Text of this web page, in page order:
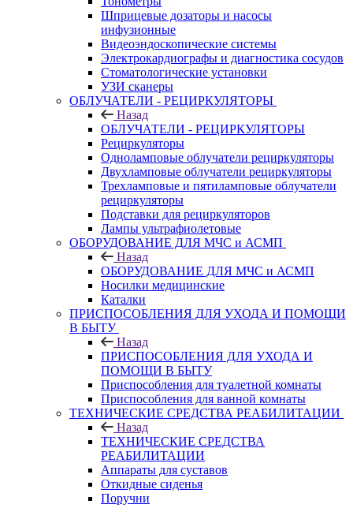
Шприцевые дозаторы и насосы
инфузионные
Видеоэндоскопические системы
Электрокардиографы и диагностика сосудов
Стоматологические установки
УЗИ сканеры
ОБЛУЧАТЕЛИ - РЕЦИРКУЛЯТОРЫ
Назад
ОБЛУЧАТЕЛИ - РЕЦИРКУЛЯТОРЫ
Рециркуляторы
Одноламповые облучатели рециркуляторы
Двухламповые облучатели рециркуляторы
Трехламповые и пятиламповые облучатели
рециркуляторы
Подставки для рециркуляторов
Лампы ультрафиолетовые
ОБОРУДОВАНИЕ ДЛЯ МЧС и АСМП
Назад
ОБОРУДОВАНИЕ ДЛЯ МЧС и АСМП
Носилки медицинские
Каталки
ПРИСПОСОБЛЕНИЯ ДЛЯ УХОДА И ПОМОЩИ
В БЫТУ
Назад
ПРИСПОСОБЛЕНИЯ ДЛЯ УХОДА И
ПОМОЩИ В БЫТУ
Приспособления для туалетной комнаты
Приспособления для ванной комнаты
ТЕХНИЧЕСКИЕ СРЕДСТВА РЕАБИЛИТАЦИИ
Назад
ТЕХНИЧЕСКИЕ СРЕДСТВА
РЕАБИЛИТАЦИИ
Аппараты для суставов
Откидные сиденья
Поручни